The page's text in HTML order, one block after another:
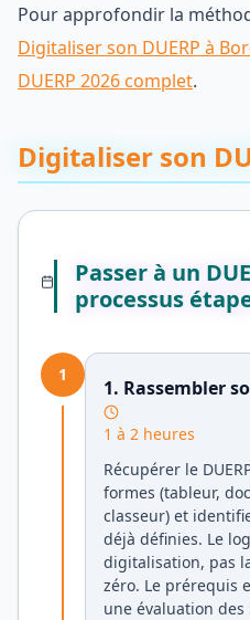
Pour approfondir la
Digitaliser son DUERP à
DUERP 2026 complet.
Digitaliser son
Passer à un
processus
1
1. Rassembler
1 à 2 heures
Récupérer le
formes (tableur,
classeur) et
déjà définies. Le
digitalisation, pas
zéro. Le prérequis
une évaluation